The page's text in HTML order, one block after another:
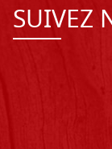
SUIVEZ